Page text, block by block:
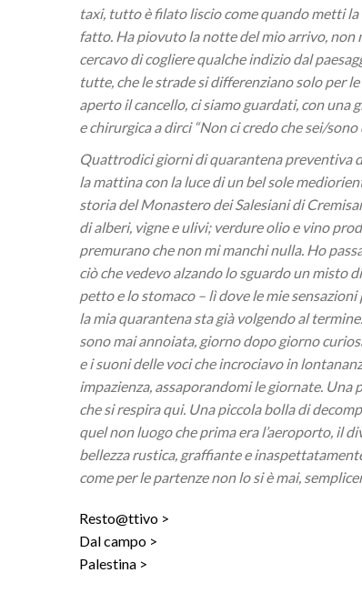
taxi, tutto è filato liscio come quando metti
fatto. Ha piovuto la notte del mio arrivo, non
cercavo di cogliere qualche indizio dal
tutte, che le strade si differenziano solo per
aperto il cancello, ci siamo guardati, con una
e chirurgica a dirci “Non ci credo che sei/sono
Quattrodici giorni di quarantena preventiva
la mattina con la luce di un bel sole
storia del Monastero dei Salesiani di
di alberi, vigne e ulivi; verdure olio e vino
premurano che non mi manchi nulla. Ho
ciò che vedevo alzando lo sguardo un misto
petto e lo stomaco – lì dove le mie
la mia quarantena sta già volgendo al
sono mai annoiata, giorno dopo giorno
e i suoni delle voci che incrociavo in
impazienza, assaporandomi le giornate. Una
che si respira qui. Una piccola bolla di
quel non luogo che prima era l’aeroporto, il
bellezza rustica, graffiante e
come per le partenze non lo si è mai,
Resto@ttivo
Dal campo
Palestina